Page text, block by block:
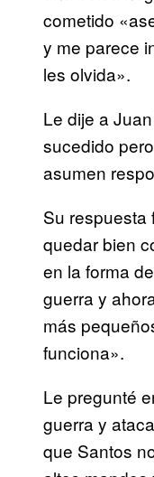
cometido
y me parece
les olvida».
Le dije a
sucedido
asumen
Su respuesta
quedar bien
en la forma
guerra y
más
funciona».
Le pregunté
guerra y
que Santos